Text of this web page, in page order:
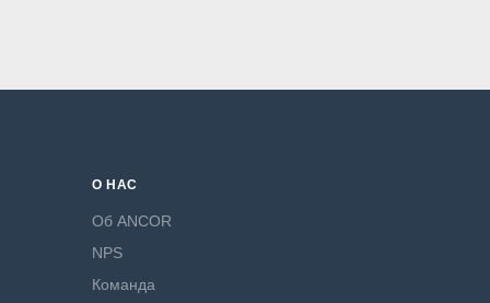
О НАС
Об ANCOR
NPS
Команда